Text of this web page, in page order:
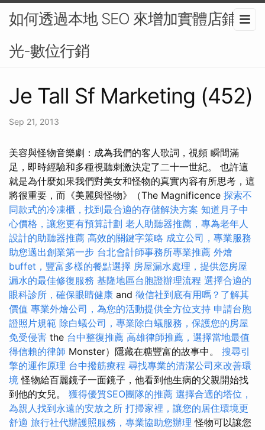
如何透過本地 SEO 來增加實體店鋪曝
光-數位行銷
Je Tall Sf Marketing (452)
Sep 21, 2013
美容與怪物音樂劇：成為我們的客人歌詞，視頻 瞬間滿
足，即時經驗和多種視聽刺激決定了二十一世紀。 也許這
就是為什麼如果我們對美女和怪物的真實內容有所思考，這
將很重要，而《美麗與怪物》（The Magnificence 探索不
同款式的冷凍櫃，找到最合適的存儲解決方案 知道月子中
心價格，讓您更有預算計劃 老人助聽器推薦，專為老年人
設計的助聽器推薦 高效的關鍵字策略 成立公司，專業服務
助您邁出創業第一步 台北會計師事務所專業推薦 外燴
buffet，豐富多樣的餐點選擇 房屋漏水處理，提供您房屋
漏水的最佳修復服務 基隆地區台胞證辦理流程 選擇合適的
眼科診所，確保眼睛健康 and 徵信社到底有用嗎？了解其
價值 專業外燴公司，為您的活動提供全方位支持 申請台胞
證照片規範 除白蟻公司，專業除白蟻服務，保護您的房屋
免受侵害 the 台中整復推薦 高雄律師推薦，選擇當地最值
得信賴的律師 Monster）隱藏在糖豐富的故事中。 搜尋引
擎的運作原理 台中撥筋療程 尋找專業的清潔公司來改善環
境 怪物給百麗鏡子一面鏡子，他看到他生病的父親開始找
到他的女兒。 獲得優質SEO團隊的推薦 選擇合適的塔位，
為親人找到永遠的安放之所 打掃家裡，讓您的居住環境更
舒適 旅行社代辦護照服務，專業協助您辦理 怪物可以讓您